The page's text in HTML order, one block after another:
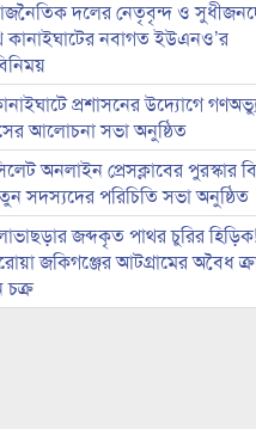
দলের নেতৃবৃন্দ ও
কানাইঘাটের নবাগত ইউএনও’র
প্রশাসনের উদ্যোগে
আলোচনা সভা অনুষ্ঠিত
অনলাইন প্রেসক্লাবের পুরস্কার
সদস্যদের পরিচিতি সভা অনুষ্ঠিত
জব্দকৃত পাথর চুরির হিড়িক!
জকিগঞ্জের আটগ্রামের অবৈধ